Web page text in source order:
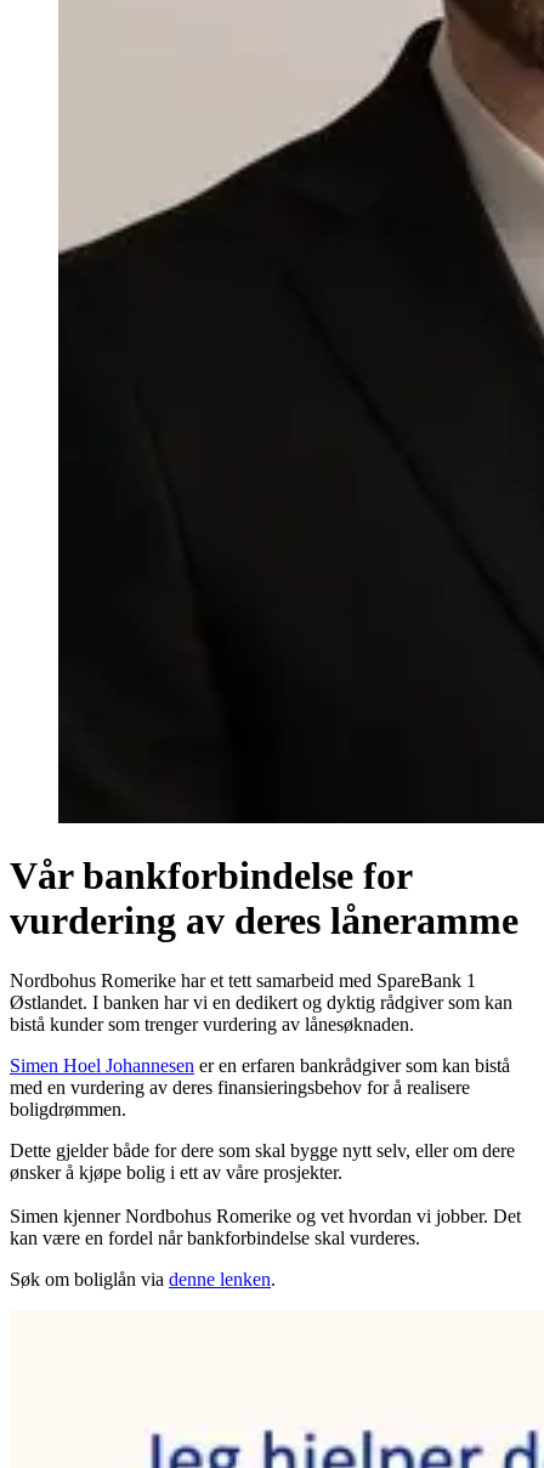
Vår bankforbindelse for
vurdering av deres låneramme
Nordbohus Romerike har et tett samarbeid med SpareBank 1
Østlandet. I banken har vi en dedikert og dyktig rådgiver som kan
bistå kunder som trenger vurdering av lånesøknaden.
Simen Hoel Johannesen er en erfaren bankrådgiver som kan bistå
med en vurdering av deres finansieringsbehov for å realisere
boligdrømmen.
Dette gjelder både for dere som skal bygge nytt selv, eller om dere
ønsker å kjøpe bolig i ett av våre prosjekter.
Simen kjenner Nordbohus Romerike og vet hvordan vi jobber. Det
kan være en fordel når bankforbindelse skal vurderes.
Søk om boliglån via denne lenken.